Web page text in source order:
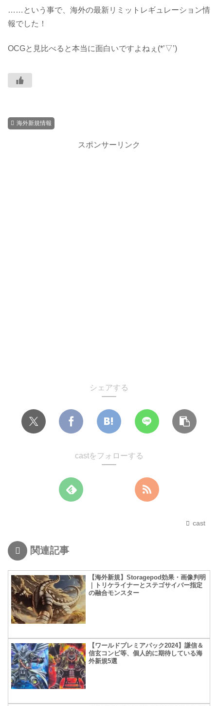
……という事で、海外の最新リミットレギュレーション情
報でした！
OCGと見比べると本当に面白いですよねぇ(*’▽’)
海外新規情報
スポンサーリンク
シェアする
castをフォローする
cast
関連記事
【海外新規】Storagepod効果・画像判明
｜トリケライナーとステゴサイバー指定
の融合モンスター
【ワールドプレミアパック2024】謙信＆
信玄コンビ等、個人的に期待している海
外新規5選